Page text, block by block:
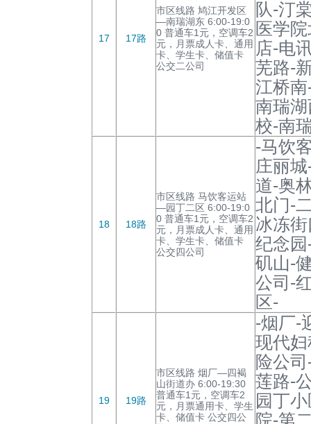
17 17路
市区线路 鸠江开发区
—南瑞湖东 6:00-19:0
0 普通车1元，空调车2
元，月票成人卡、通用
卡、学生卡、储值卡
公交二公司
队-汀
医学
店-电
芜路-
江桥
南瑞
校-南
18 18路
市区线路 马饮客运站
—园丁二区 6:00-19:0
0 普通车1元，空调车2
元，月票成人卡、通用
卡、学生卡、储值卡
公交四公司
-马饮
庄丽
道-奥
北门-
冰冻
纪念
矶山-
公司-
区-
19 19路
市区线路 烟厂—四褐
山街道办 6:00-19:30
普通车1元，空调车2
元，月票通用卡、学生
卡、储值卡 公交四公
-烟厂-
现代
险公
莲路-
园丁
院-第